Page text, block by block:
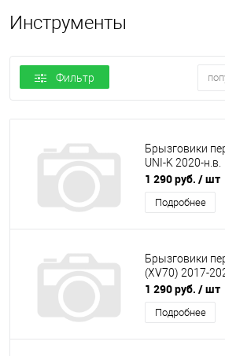
Инструменты
Фильтр
Брызговики
UNI-K 2020-н.в.
1 290 руб. / шт
Подробнее
Брызговики
(XV70) 2017-
1 290 руб. / шт
Подробнее